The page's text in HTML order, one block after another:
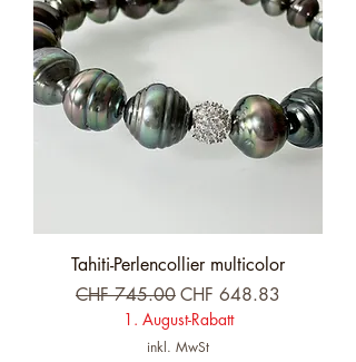
Tahiti-Perlencollier multicolor
Standardpreis
CHF 745.00Sale-Preis
CHF 648.83
1. August-Rabatt
inkl. MwSt